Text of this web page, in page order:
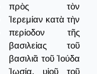
πρὸς τὸν
Ἱερεμίαν κατὰ τὴν
περίοδον τῆς
βασιλείας τοῦ
βασιλιᾶ τοῦ Ἰούδα
Ἰωσία, υἱοῦ τοῦ